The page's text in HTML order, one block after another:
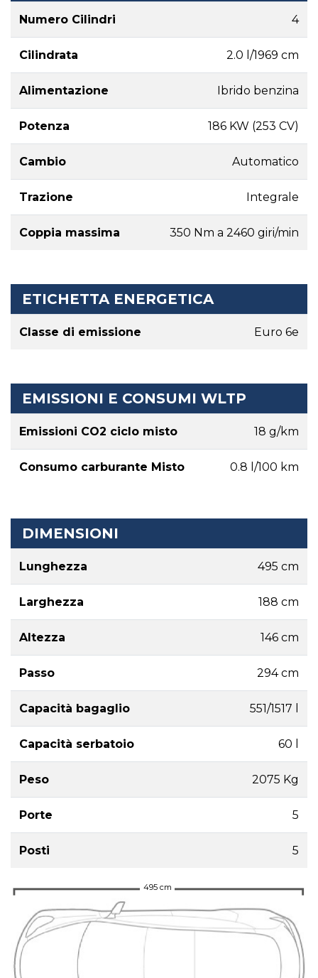
Numero Cilindri 4
Cilindrata 2.0 l/1969 cm
Alimentazione Ibrido benzina
Potenza 186 KW (253 CV)
Cambio Automatico
Trazione Integrale
Coppia massima 350 Nm a 2460 giri/min
ETICHETTA ENERGETICA
Classe di emissione Euro 6e
EMISSIONI E CONSUMI WLTP
Emissioni CO2 ciclo misto 18 g/km
Consumo carburante Misto 0.8 l/100 km
DIMENSIONI
Lunghezza 495 cm
Larghezza 188 cm
Altezza 146 cm
Passo 294 cm
Capacità bagaglio 551/1517 l
Capacità serbatoio 60 l
Peso 2075 Kg
Porte 5
Posti 5
495 cm